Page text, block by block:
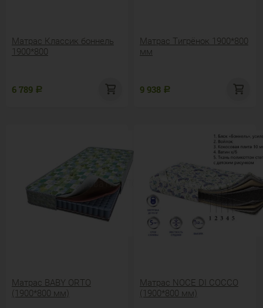
Матрас Классик боннель
1900*800
6 789 Р
Матрас Тигрёнок 1900*800
мм
9 938 Р
Матрас BABY ORTO
(1900*800 мм)
Матрас NOCE DI COCCO
(1900*800 мм)